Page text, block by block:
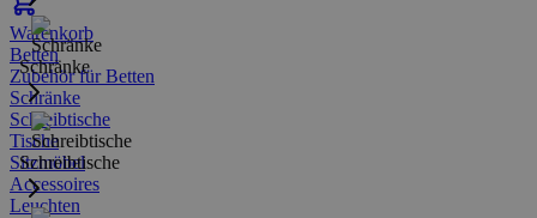
Warenkorb
Schränke
Schreibtische
Betten
Zubehör für Betten
Schränke
Schreibtische
Tische
Sitzmöbel
Accessoires
Leuchten